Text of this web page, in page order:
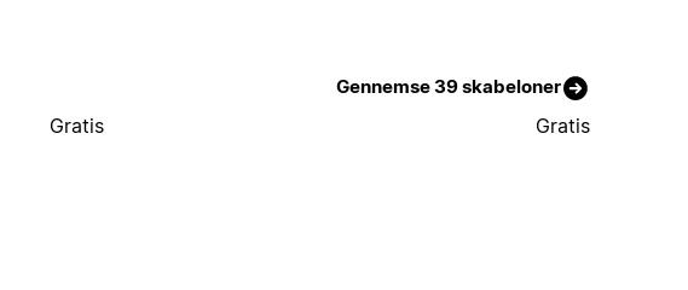
Gennemse 39 skabeloner
Gratis Gratis